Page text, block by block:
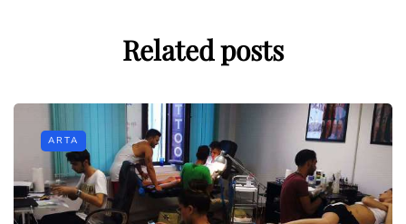
Related posts
ARTA